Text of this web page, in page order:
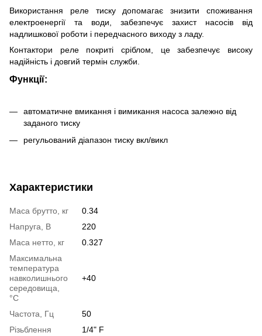
Використання реле тиску допомагає знизити споживання
електроенергії та води, забезпечує захист насосів від
надлишкової роботи і передчасного виходу з ладу.
Контактори реле покриті сріблом, це забезпечує високу
надійність і довгий термін служби.
Функції:
автоматичне вмикання і вимикання насоса залежно від
заданого тиску
регульований діапазон тиску вкл/викл
Характеристики
Маса брутто, кг
0.34
Напруга, В
220
Маса нетто, кг
0.327
Максимальна
температура
навколишнього
середовища,
°C
+40
Частота, Гц
50
Різьблення
1/4" F